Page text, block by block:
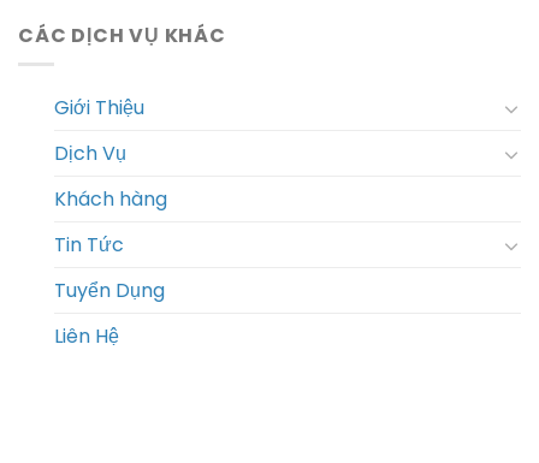
CÁC DỊCH VỤ KHÁC
Giới Thiệu
Dịch Vụ
Khách hàng
Tin Tức
Tuyển Dụng
Liên Hệ